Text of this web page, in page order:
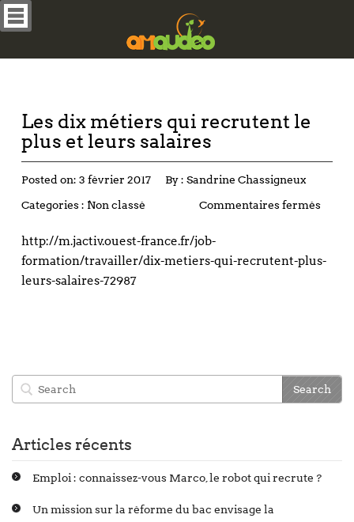
Les dix métiers qui recrutent le
plus et leurs salaires
Posted on: 3 février 2017 By : Sandrine Chassigneux
Categories : Non classé Commentaires fermés
http://m.jactiv.ouest-france.fr/job-
formation/travailler/dix-metiers-qui-recrutent-plus-
leurs-salaires-72987
Articles récents
Emploi : connaissez-vous Marco, le robot qui recrute ?
Un mission sur la réforme du bac envisage la